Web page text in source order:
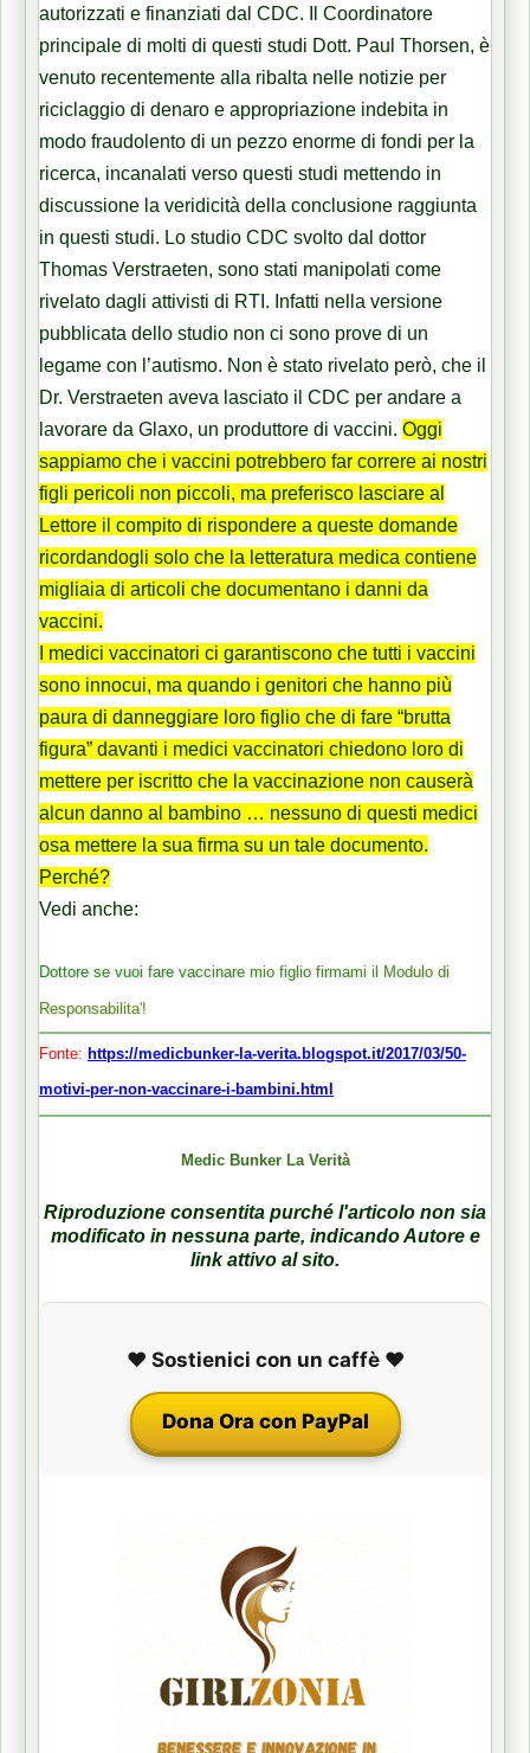
autorizzati e finanziati dal CDC. Il Coordinatore
principale di molti di questi studi Dott. Paul Thorsen, è
venuto recentemente alla ribalta nelle notizie per
riciclaggio di denaro e appropriazione indebita in
modo fraudolento di un pezzo enorme di fondi per la
ricerca, incanalati verso questi studi mettendo in
discussione la veridicità della conclusione raggiunta
in questi studi. Lo studio CDC svolto dal dottor
Thomas Verstraeten, sono stati manipolati come
rivelato dagli attivisti di RTI. Infatti nella versione
pubblicata dello studio non ci sono prove di un
legame con l’autismo. Non è stato rivelato però, che il
Dr. Verstraeten aveva lasciato il CDC per andare a
lavorare da Glaxo, un produttore di vaccini. Oggi
sappiamo che i vaccini potrebbero far correre ai nostri
figli pericoli non piccoli, ma preferisco lasciare al
Lettore il compito di rispondere a queste domande
ricordandogli solo che la letteratura medica contiene
migliaia di articoli che documentano i danni da
vaccini.
I medici vaccinatori ci garantiscono che tutti i vaccini
sono innocui, ma quando i genitori che hanno più
paura di danneggiare loro figlio che di fare “brutta
figura” davanti i medici vaccinatori chiedono loro di
mettere per iscritto che la vaccinazione non causerà
alcun danno al bambino … nessuno di questi medici
osa mettere la sua firma su un tale documento.
Perché?
Vedi anche:
Dottore se vuoi fare vaccinare mio figlio firmami il Modulo di
Responsabilita'!
Fonte: https://medicbunker-la-verita.blogspot.it/2017/03/50-
motivi-per-non-vaccinare-i-bambini.html
Medic Bunker La Verità
Riproduzione consentita purché l'articolo non sia
modificato in nessuna parte, indicando Autore e
link attivo al sito.
❤️ Sostienici con un caffè ❤️
Dona Ora con PayPal